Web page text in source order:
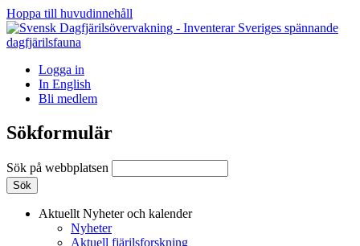
Hoppa till huvudinnehåll
Logga in
In English
Bli medlem
Sökformulär
Sök på webbplatsen
Aktuellt Nyheter och kalender
Nyheter
Aktuell fjärilsforskning